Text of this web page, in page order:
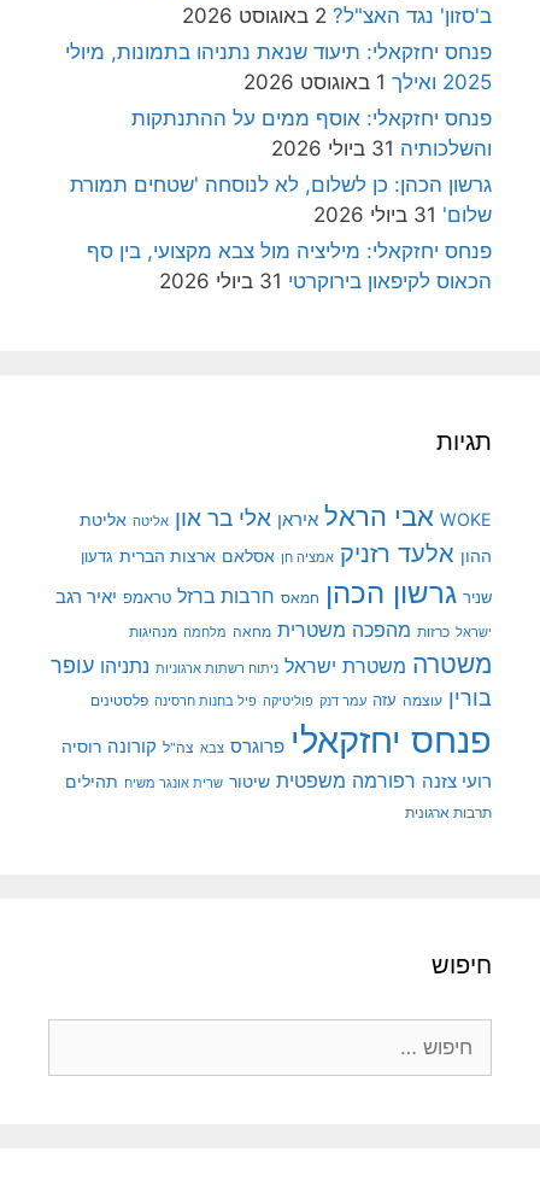
ב'סזון' נגד האצ"ל? 2 באוגוסט 2026
פנחס יחזקאלי: תיעוד שנאת נתניהו בתמונות, מיולי
2025 ואילך
1 באוגוסט 2026
פנחס יחזקאלי: אוסף ממים על ההתנתקות
והשלכותיה 31 ביולי 2026
גרשון הכהן: כן לשלום, לא לנוסחה 'שטחים תמורת
שלום' 31 ביולי 2026
פנחס יחזקאלי: מיליציה מול צבא מקצועי, בין סף
הכאוס לקיפאון בירוקרטי 31 ביולי 2026
תגיות
WOKE אבי הראל איראן אלי בר און אליטה אליטת
ההון אלעד רזניק אמציה חן אסלאם ארצות הברית גדעון
שניר גרשון הכהן חמאס חרבות ברזל טראמפ יאיר רגב
ישראל כרזות מהפכה משטרית מחאה מלחמה מנהיגות
משטרה משטרת ישראל ניתוח רשתות ארגוניות נתניהו עופר
בורין עוצמה עזה עמר דנק פוליטיקה פיל בחנות חרסינה פלסטינים
פנחס יחזקאלי פרוגרס צבא צה"ל קורונה רוסיה
רועי צזנה רפורמה משפטית שיטור שרית אונגר משיח תהילים
תרבות ארגונית
חיפוש